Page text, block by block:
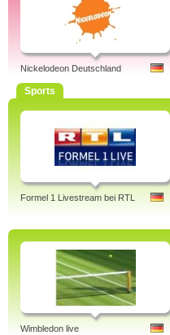
Nickelodeon Deutschland
Sports
Formel 1 Livestream bei RTL
Wimbledon live